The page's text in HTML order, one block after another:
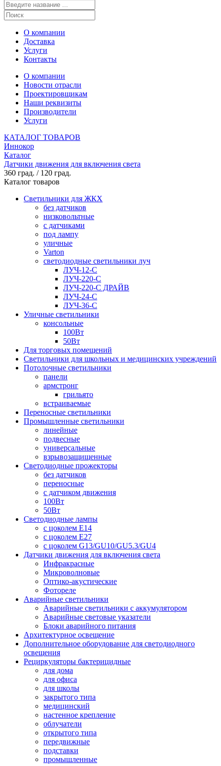
О компании
Доставка
Услуги
Контакты
О компании
Новости отрасли
Проектировщикам
Наши реквизиты
Производители
Услуги
КАТАЛОГ ТОВАРОВ
Иннокор
Каталог
Датчики движения для включения света
360 град. / 120 град.
Каталог товаров
Светильники для ЖКХ
без датчиков
низковольтные
с датчиками
под лампу
уличные
Varton
светодиодные светильники луч
ЛУЧ-12-С
ЛУЧ-220-С
ЛУЧ-220-С ДРАЙВ
ЛУЧ-24-С
ЛУЧ-36-С
Уличные светильники
консольные
100Вт
50Вт
Для торговых помещений
Светильники для школьных и медицинских учреждений
Потолочные светильники
панели
армстронг
грильято
встраиваемые
Переносные светильники
Промышленные светильники
линейные
подвесные
универсальные
взрывозащищенные
Светодиодные прожекторы
без датчиков
переносные
с датчиком движения
100Вт
50Вт
Светодиодные лампы
с цоколем E14
с цоколем E27
с цоколем G13/GU10/GU5.3/GU4
Датчики движения для включения света
Инфракрасные
Микроволновые
Оптико-акустические
Фотореле
Аварийные светильники
Аварийные светильники с аккумулятором
Аварийные световые указатели
Блоки аварийного питания
Архитектурное освещение
Дополнительное оборудование для светодиодного
освещения
Рециркуляторы бактерицидные
для дома
для офиса
для школы
закрытого типа
медицинский
настенное крепление
облучатели
открытого типа
передвижные
подставки
промышленные